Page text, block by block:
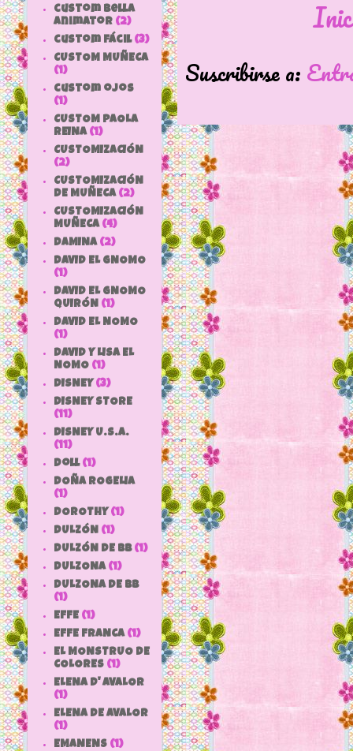
Suscribirse a:
custom bella
animator (2)
custom fácil (3)
CUSTOM MUÑECA
(1)
custom ojos
(1)
CUSTOM PAOLA
REINA (1)
CUSTOMIZACIÓN
(2)
CUSTOMIZACIÓN
DE MUÑECA (2)
CUSTOMIZACIÓN
MUÑECA (4)
DAMINA (2)
DAVID EL GNOMO
(1)
DAVID EL GNOMO
QUIRÓN (1)
DAVID EL NOMO
(1)
DAVID Y LISA EL
NOMO (1)
DISNEY (3)
DISNEY STORE
(11)
DISNEY U.S.A.
(11)
doll (1)
DOÑA ROGELIA
(1)
DOROTHY (1)
DULZÓN (1)
DULZÓN DE BB (1)
DULZONA (1)
DULZONA DE BB
(1)
EFFE (1)
EFFE FRANCA (1)
EL MONSTRUO DE
COLORES (1)
ELENA D' AVALOR
(1)
ELENA DE AVALOR
(1)
EMANENS (1)